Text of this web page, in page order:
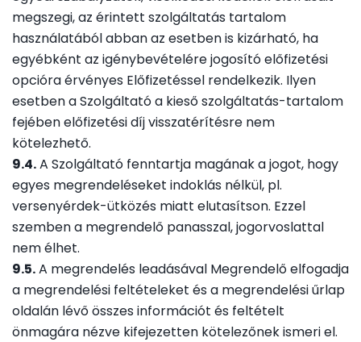
megszegi, az érintett szolgáltatás tartalom
használatából abban az esetben is kizárható, ha
egyébként az igénybevételére jogosító előfizetési
opcióra érvényes Előfizetéssel rendelkezik. Ilyen
esetben a Szolgáltató a kieső szolgáltatás-tartalom
fejében előfizetési díj visszatérítésre nem
kötelezhető.
9.4.A Szolgáltató fenntartja magának a jogot, hogy
egyes megrendeléseket indoklás nélkül, pl.
versenyérdek-ütközés miatt elutasítson. Ezzel
szemben a megrendelő panasszal, jogorvoslattal
nem élhet.
9.5.A megrendelés leadásával Megrendelő elfogadja
a megrendelési feltételeket és a megrendelési űrlap
oldalán lévő összes információt és feltételt
önmagára nézve kifejezetten kötelezőnek ismeri el.